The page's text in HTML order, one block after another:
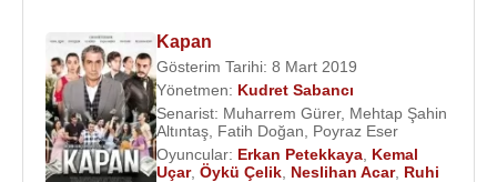
rol aldı.
Öykü Çelik, Film çekimleri içinBursa’ya gittiğinde
işadamı Ahmet Murat Çakan ile tanıştı ve 25 gün
içinde evlendikten sonra da Bursa’ya yerleşti.
Kapan
Gösterim Tarihi: 8 Mart 2019
Yönetmen: Kudret Sabancı
Senarist: Muharrem Gürer, Mehtap Şahin
Altıntaş Fatih Doğan
Poyraz Eser
Oyuncular: Erkan Petekkaya Kemal
Uçar, Öykü Çelik Neslihan Acar, Ruhi